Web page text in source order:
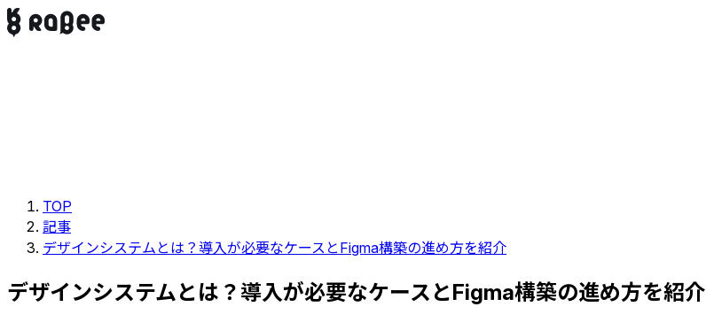
TOP
記事
デザインシステムとは？導入が必要なケースとFigma構築の進め方を紹介
デザインシステムとは？導入が必要なケースとFigma構築の進め方を紹介